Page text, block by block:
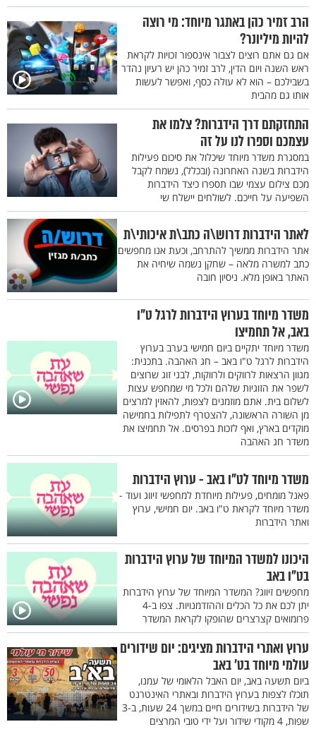
הרב זמיר כהן באתגר מיוחד: מי רוצה
להיות מיליונר?
אם גם אתם רוצים לצבור אינספור זכויות לקראת
ראש השנה ויום הדין, לרב זמיר כהן יש רעיון נהדר
בשבילכם – הוא לא עולה כסף, ואפשר לעשות
אותו גם מהבית
התחזקתם דרך הידברות? צלמו את
עצמכם וספרו לנו על זה
במסגרת משדר מיוחד שיכלול את סיכום פעילות
הידברות בשנה האחרונה (ובכלל), נשמח לקבל
מכם צילום עצמי שבו תספרו כיצד הידברות
השפיעה על חייכם. לשולחים יישלח שי
לאתר הידברות דרוש\ה כתב\ת איכותי\ת
אתר הידברות ממשיך להתרחב, וכעת אנו מחפשים
כתב למשרה מלאה – שחקן נשמה שיחיה את
האתר באופן מלא. ניסיון חובה
משדר מיוחד בערוץ הידברות לרגל ט"ו
באב, אל תחמיצו
משדר מיוחד יתקיים ביום חמישי בערב בערוץ
הידברות לרגל ט"ו באב – חג האהבה. בתכנית:
מגוון הרצאות לרווקים ולרווקות, לבני זוג שרוצים
לשפר את הזוגיות שלהם ולכל מי שמחפש עצות
לשלום בית. אתם מוזמנים לצפות, להאזין למרצים
מן השורה הראשונה, להצטרף לתפילות בחמישה
מוקדים בארץ, ואף לזכות בפרסים. אל תחמיצו את
משדר חג האהבה
משדר מיוחד לט"ו באב - ערוץ הידברות
פאנל מומחים, פעילות מיוחדת למחפשי זיווג ועוד -
משדר מיוחד לקראת ט"ו באב. יום חמישי, ערוץ
ואתר הידברות
היכונו למשדר המיוחד של ערוץ הידברות
בט"ו באב
מחפשים זיווג? המשדר המיוחד של ערוץ הידברות
יתן לכם את כל הכלים וההזדמנויות. צפו ב-4
פרומואים קצרצרים שהופקו לקראת המשדר
ערוץ ואתרי הידברות מציגים: יום שידורים
עולמי מיוחד בט' באב
ביום תשעה באב, יום האבל הלאומי של עמנו,
תוכלו לצפות בערוץ הידברות ובאתרי האינטרנט
של הידברות בשידורים חיים במשך 24 שעות, ב-3
שפות, 4 מקודי שידור ועל ידי טובי המרצים